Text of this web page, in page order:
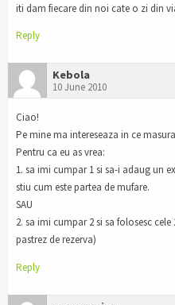
iti dam fiecare din noi cate o zi din
Reply
Kebola
10 June 2010
Ciao!
Pe mine ma intereseaza in ce
Pentru ca eu as vrea:
1. sa imi cumpar 1 si sa-i adaug un
stiu cum este partea de mufare.
SAU
2. sa imi cumpar 2 si sa folosesc
pastrez de rezerva)
Reply